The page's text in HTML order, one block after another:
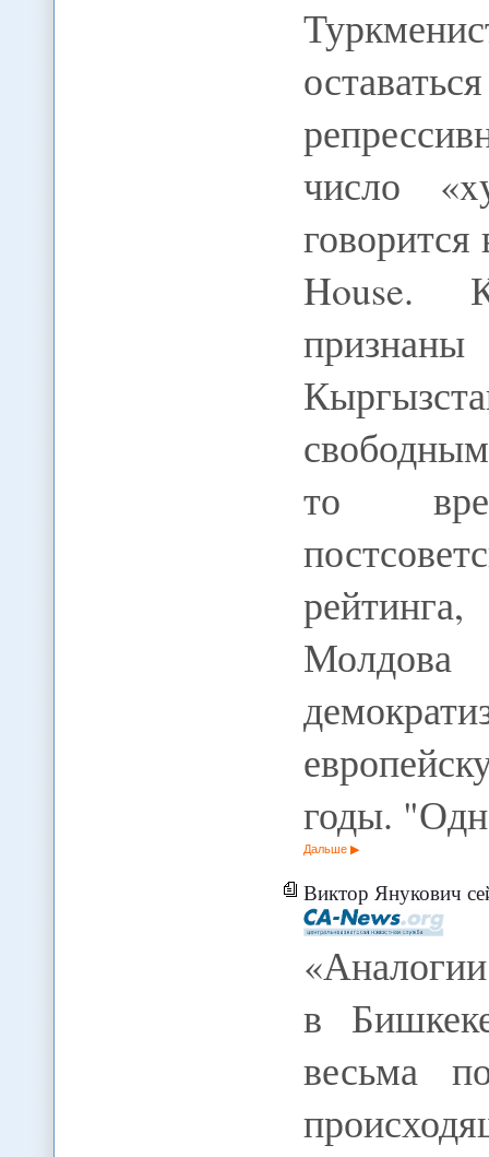
число
говорится
House.
то
годы.
Дальше
Виктор Янукович сейчас, как
в
весьма